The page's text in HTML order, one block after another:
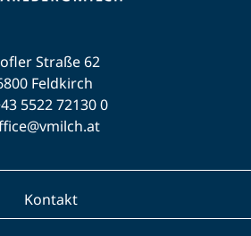
Straße 62
Feldkirch
5522 72130 0
Kontakt